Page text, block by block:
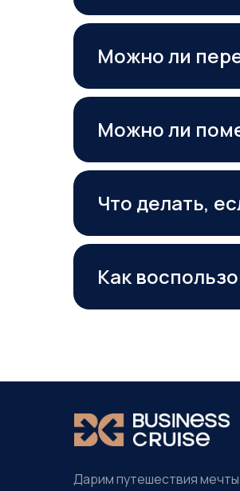
Можно ли
Можно ли
Что делать,
Как
Дарим путешествия